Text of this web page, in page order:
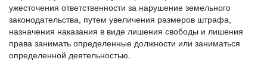
ужесточения ответственности за нарушение земельного
законодательства, путем увеличения размеров штрафа,
назначения наказания в виде лишения свободы и лишения
права занимать определенные должности или заниматься
определенной деятельностью.